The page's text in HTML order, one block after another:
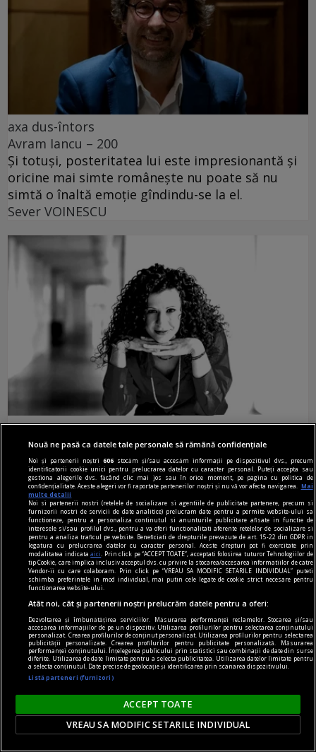
axa dus-întors
Avram Iancu – 200
Și totuși, posteritatea lui este impresionantă și
oricine mai simte românește nu poate să nu
simtă o înaltă emoție gîndindu-se la el.
Sever VOINESCU
accent pe istorie
Lech Walesa, din istorie și din prezent
Stocul pare limitat, istoria continuă.
Mihaela SIMINA
prezentul discontinuu
Misterul voiniciei
„Strîmbă-Lemne” nu are, după cum se vede, o
Nouă ne pasă ca datele tale personale să rămână confidențiale
Noi și partenerii noștri606 stocăm și/sau accesăm informații pe dispozitivul dvs., precum
identificatorii cookie unici pentru prelucrarea datelor cu caracter personal. Puteți accepta sau
gestiona alegerile dvs. făcând clic mai jos sau în orice moment, pe pagina cu politica de
confidențialitate. Aceste alegeri vor fi raportate partenerilor noștri și nu vă vor afecta navigarea.
Mai
multe detalii
Noi si partenerii nostri (retelele de socializare si agentiile de publicitate partenere, precum si
furnizorii nostri de servicii de date analitice) prelucram date pentru a permite website-ului sa
functioneze, pentru a personaliza continutul si anunturile publicitare afisate in functie de
interesele si/sau profilul dvs., pentru a va oferi functionalitati aferente retelelor de socializare si
pentru a analiza traficul pe website. Beneficiati de drepturile prevazute de art. 15-22 din GDPR in
legatura cu prelucrarea datelor cu caracter personal. Aceste drepturi pot fi exercitate prin
modalitatea indicataaici
. Prin click pe “ACCEPT TOATE”, acceptati folosirea tuturor Tehnologiilor de
tip Cookie, care implica inclusiv acceptul dvs. cu privire la stocarea/accesarea informatiilor de catre
Vendor-ii cu care colaboram. Prin click pe “VREAU SA MODIFIC SETARILE INDIVIDUAL” puteti
schimba preferintele in mod individual, mai putin cele legate de cookie strict necesare pentru
functionarea website-ului.
Atât noi, cât și partenerii noștri prelucrăm datele pentru a oferi:
Dezvoltarea și îmbunătățirea serviciilor. Măsurarea performanței reclamelor. Stocarea și/sau
accesarea informațiilor de pe un dispozitiv. Utilizarea profilurilor pentru selectarea conținutului
personalizat. Crearea profilurilor de conținut personalizat. Utilizarea profilurilor pentru selectarea
publicității personalizate. Crearea profilurilor pentru publicitate personalizată. Măsurarea
performanței conținutului. Înțelegerea publicului prin statistici sau combinații de date din surse
diferite. Utilizarea de date limitate pentru a selecta publicitatea. Utilizarea datelor limitate pentru
a selecta conținutul. Date precise de geolocație și identificarea prin scanarea dispozitivului.
Listă parteneri (furnizori)
ACCEPT TOATE
VREAU SA MODIFIC SETARILE INDIVIDUAL